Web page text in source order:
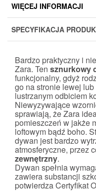
WIĘCEJ INFORMACJI
SPECYFIKACJA
Bardzo praktyczny i
Zara. Ten sznurkowy
funkcjonalny, gdyż
go na stronie lewej
lustrzanym odbiciem
Niewyzywające
sprawiają, że Zara
pomieszczeń w jakże
loftowym bądź boho.
dywan jest bardzo
atmosferyczne, przez
zewnętrzny.
Dywan spełnia
zawiera substancji
potwierdza Certyfikat